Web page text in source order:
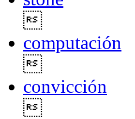
computación
convicción